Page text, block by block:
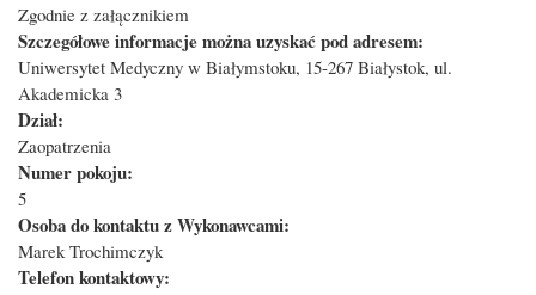
Zgodnie z załącznikiem
Szczegółowe informacje można uzyskać pod adresem:
Uniwersytet Medyczny w Białymstoku, 15-267 Białystok, ul.
Akademicka 3
Dział:
Zaopatrzenia
Numer pokoju:
5
Osoba do kontaktu z Wykonawcami:
Marek Trochimczyk
Telefon kontaktowy: